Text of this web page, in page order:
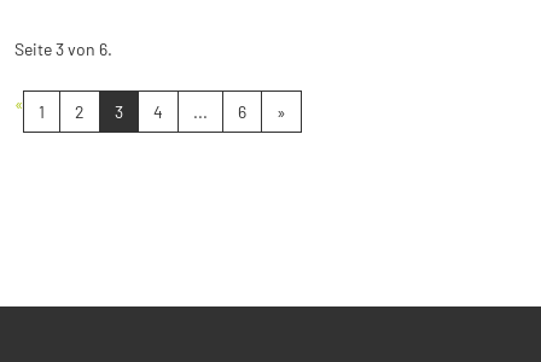
Seite 3 von 6.
« 1 2 3 4 ... 6 »